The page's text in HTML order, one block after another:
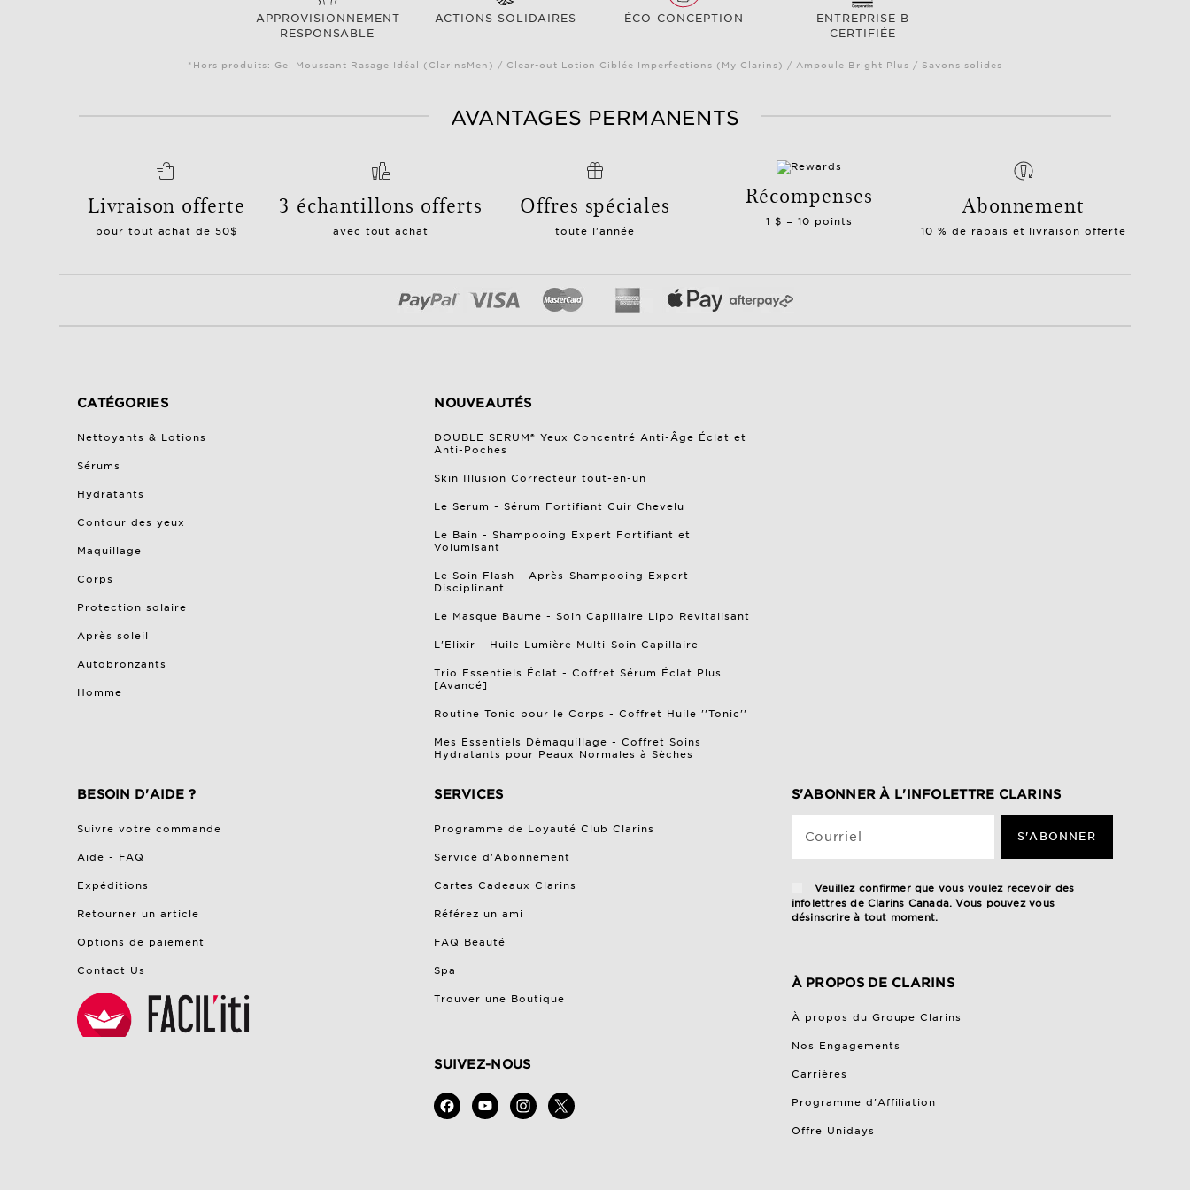
APPROVISIONNEMENT
RESPONSABLE
ACTIONS SOLIDAIRES ÉCO-CONCEPTION
ENTREPRISE B
CERTIFIÉE
*Hors produits: Gel Moussant Rasage Idéal (ClarinsMen) / Clear-out Lotion Ciblée Imperfections (My Clarins) / Ampoule Bright Plus / Savons solides
AVANTAGES PERMANENTS
Livraison offerte
pour tout achat de 50$
3 échantillons offerts
avec tout achat
Offres spéciales
toute l'année
Récompenses
1 $ = 10 points
Abonnement
10 % de rabais et livraison offerte
CATÉGORIES
Nettoyants & Lotions
Sérums
Hydratants
Contour des yeux
Maquillage
Corps
Protection solaire
Après soleil
Autobronzants
Homme
NOUVEAUTÉS
DOUBLE SERUM® Yeux Concentré Anti-Âge Éclat et
Anti-Poches
Skin Illusion Correcteur tout-en-un
Le Serum - Sérum Fortifiant Cuir Chevelu
Le Bain - Shampooing Expert Fortifiant et
Volumisant
Le Soin Flash - Après-Shampooing Expert
Disciplinant
Le Masque Baume - Soin Capillaire Lipo Revitalisant
L'Elixir - Huile Lumière Multi-Soin Capillaire
Trio Essentiels Éclat - Coffret Sérum Éclat Plus
[Avancé]
Routine Tonic pour le Corps - Coffret Huile ''Tonic''
Mes Essentiels Démaquillage - Coffret Soins
Hydratants pour Peaux Normales à Sèches
BESOIN D'AIDE ?
Suivre votre commande
Aide - FAQ
Expéditions
Retourner un article
Options de paiement
Contact Us
SERVICES
Programme de Loyauté Club Clarins
Service d'Abonnement
Cartes Cadeaux Clarins
Référez un ami
FAQ Beauté
Spa
Trouver une Boutique
SUIVEZ-NOUS
S'ABONNER À L'INFOLETTRE CLARINS
Courriel S'ABONNER
Veuillez confirmer que vous voulez recevoir des
infolettres de Clarins Canada. Vous pouvez vous
désinscrire à tout moment.
À PROPOS DE CLARINS
À propos du Groupe Clarins
Nos Engagements
Carrières
Programme d'Affiliation
Offre Unidays